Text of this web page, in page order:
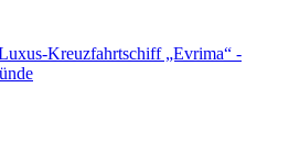
Kreuzfahrtschiff „Evrima“ -